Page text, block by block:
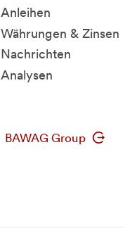
Anleihen
Währungen & Zinsen
Nachrichten
Analysen
BAWAG Group